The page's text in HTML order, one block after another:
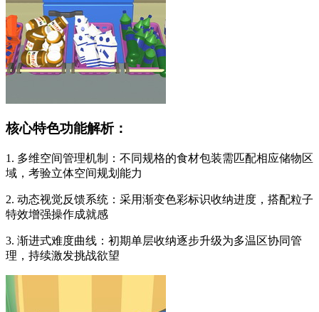
核心特色功能解析：
1. 多维空间管理机制：不同规格的食材包装需匹配相应储物区
域，考验立体空间规划能力
2. 动态视觉反馈系统：采用渐变色彩标识收纳进度，搭配粒子
特效增强操作成就感
3. 渐进式难度曲线：初期单层收纳逐步升级为多温区协同管
理，持续激发挑战欲望